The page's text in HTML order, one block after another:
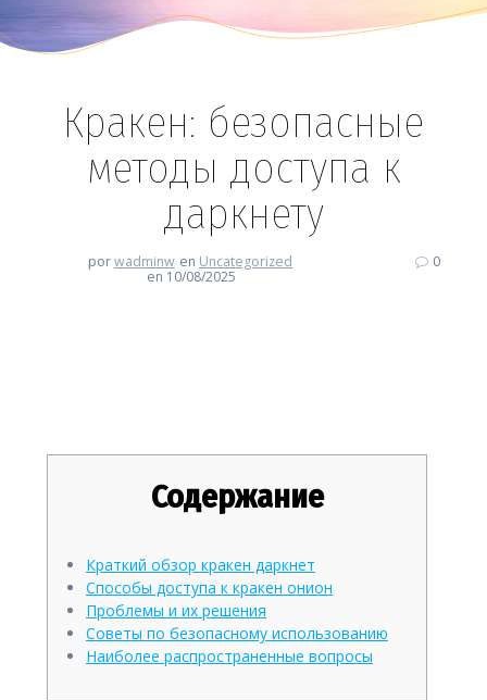
Кракен: безопасные
методы доступа к
даркнету
porwadminw en Uncategorized
en 10/08/2025
0
Содержание
Краткий обзор кракен даркнет
Способы доступа к кракен онион
Проблемы и их решения
Советы по безопасному использованию
Наиболее распространенные вопросы